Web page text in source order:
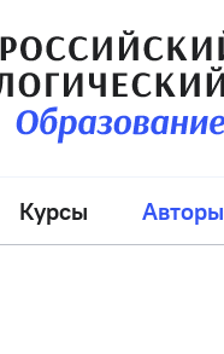
Курсы Авторы